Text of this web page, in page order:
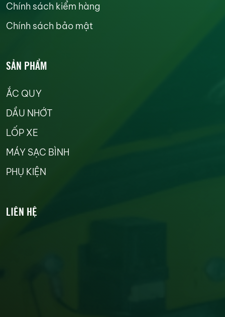
Chính sách kiểm hàng
Chính sách bảo mật
SẢN PHẨM
ẮC QUY
DẦU NHỚT
LỐP XE
MÁY SẠC BÌNH
PHỤ KIỆN
LIÊN HỆ